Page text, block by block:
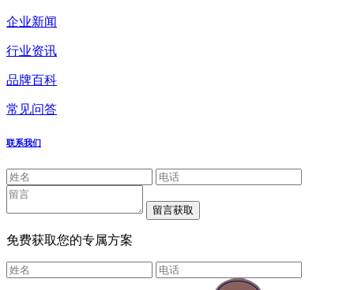
企业新闻
行业资讯
品牌百科
常见问答
联系我们
免费获取您的专属方案